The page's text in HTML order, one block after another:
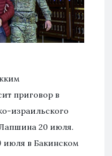
приговор в
израильского
20 июля.
июля в Бакинском